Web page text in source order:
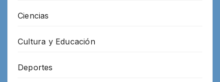
Ciencias
Cultura y Educación
Deportes